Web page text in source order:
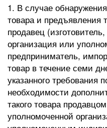
1. В случае
товара и предъявления
продавец
организация или
предприниматель,
товар в течение семи
указанного требования
необходимости
такого товара
уполномоченной